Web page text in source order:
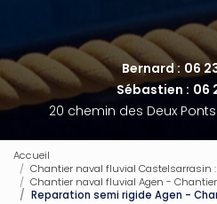
Bernard : 06
Sébastien : 06
20 chemin des Deux
Accueil
Chantier naval fluvial Castelsarrasin
Chantier naval fluvial Agen -
Reparation semi rigide Agen -